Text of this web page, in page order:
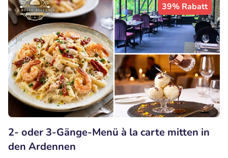
39% Rabatt
2- oder 3-Gänge-Menü à la carte mitten in
den Ardennen